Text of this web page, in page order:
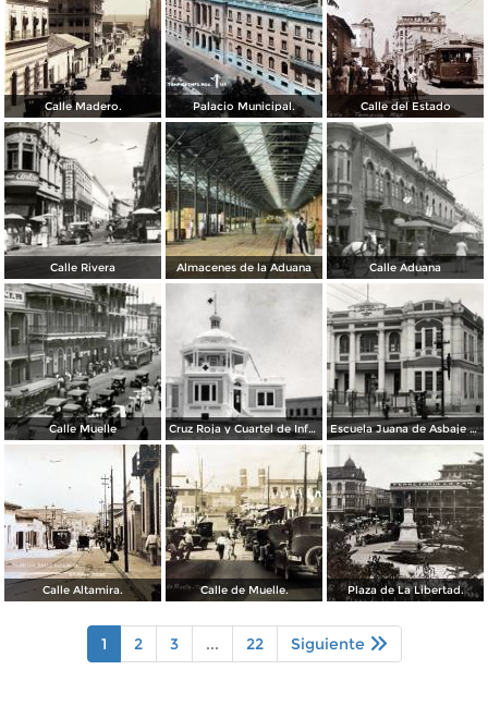
Calle Madero. Palacio Municipal. Calle del Estado
Calle Rivera Almacenes de la Aduana Calle Aduana
Calle Muelle Cruz Roja y Cuartel de Infantería Escuela Juana de Asbaje y Ramírez
Calle Altamira. Calle de Muelle. Plaza de La Libertad.
1 2 3 ... 22 Siguiente